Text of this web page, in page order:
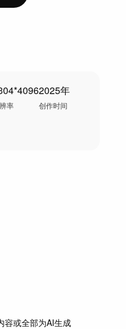
率
2025年
创作时间
容或全部为AI生成